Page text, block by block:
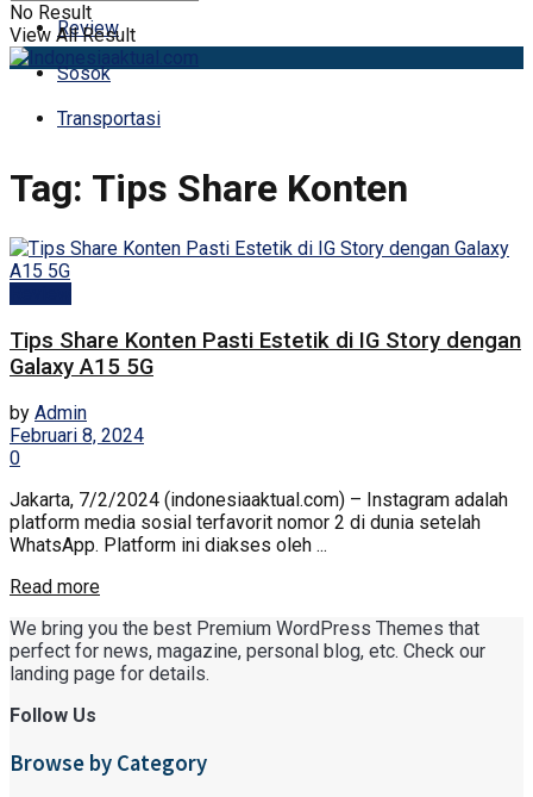
Review
Sosok
Transportasi
No Result
View All Result
Tag: Tips Share Konten
Tips Share Konten Pasti Estetik di IG Story dengan
Galaxy A15 5G
by Admin
Februari 8, 2024
0
Jakarta, 7/2/2024 (indonesiaaktual.com) – Instagram adalah
platform media sosial terfavorit nomor 2 di dunia setelah
WhatsApp. Platform ini diakses oleh ...
Read more
We bring you the best Premium WordPress Themes that
perfect for news, magazine, personal blog, etc. Check our
landing page for details.
Follow Us
Browse by Category